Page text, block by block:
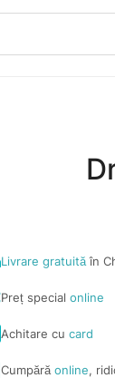
Livrare gratuităîn
Preț specialonline
Achitare cucard
Cumpărăonline,